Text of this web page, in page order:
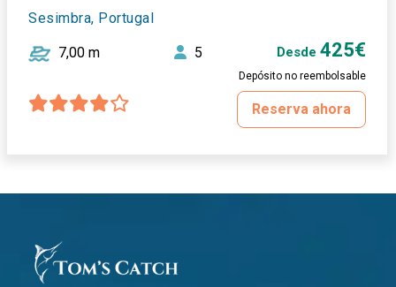
Sesimbra, Portugal
7,00 m 5 Desde 425€
Depósito no reembolsable
Reserva ahora